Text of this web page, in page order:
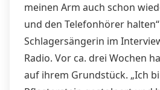
meinen Arm auch schon
und den Telefonhörer
Schlagersängerin im
Radio. Vor ca. drei Wochen
auf ihrem Grundstück. „Ich